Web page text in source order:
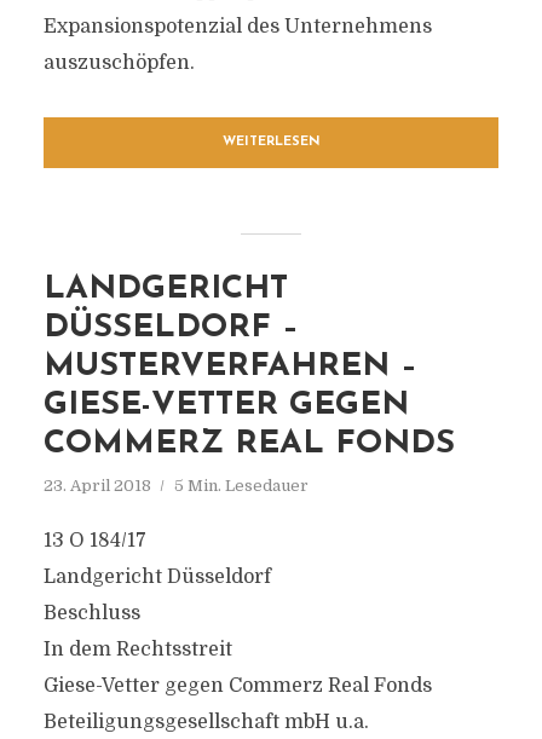
Expansionspotenzial des Unternehmens
auszuschöpfen.
WEITERLESEN
LANDGERICHT
DÜSSELDORF –
MUSTERVERFAHREN –
GIESE-VETTER GEGEN
COMMERZ REAL FONDS
23. April 2018 5 Min. Lesedauer
13 O 184/17
Landgericht Düsseldorf
Beschluss
In dem Rechtsstreit
Giese-Vetter gegen Commerz Real Fonds
Beteiligungsgesellschaft mbH u.a.